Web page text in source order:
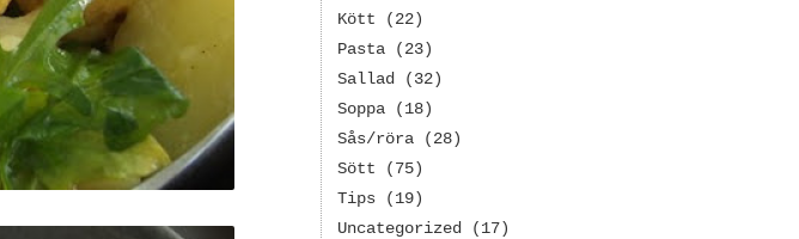
Kött (22)
Pasta(23)
Sallad
(32)
Soppa(18)
Sås/röra(28)
Sött (75)
Tips(19)
Uncategorized
(17)